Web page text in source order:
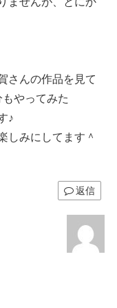
さんの作品を見て
もやってみた
♪
しみにしてます＾
返信